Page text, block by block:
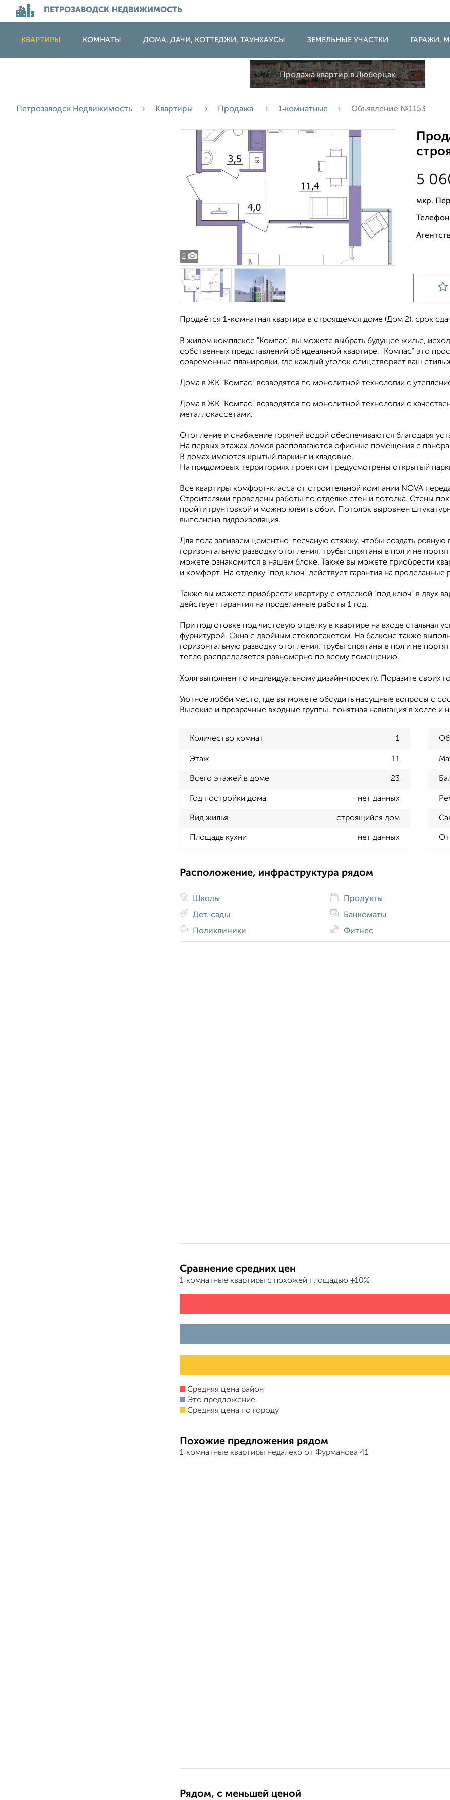
ПЕТРОЗАВОДСК НЕДВИЖИМОСТЬ
КВАРТИРЫ КОМНАТЫ ДОМА, ДАЧИ, КОТТЕДЖИ, ТАУНХАУСЫ ЗЕМЕЛЬНЫЕ УЧАСТКИ ГАРАЖИ,
Продажа квартир в Люберцах
Петрозаводск Недвижимость Квартиры Продажа 1‑комнатные Объявление №1153
2
5
мкр.
Продаётся 1-комнатная квартира в строящемся доме (Дом 2), срок
В жилом комплексе "Компас" вы можете выбрать будущее жилье,
собственных представлений об идеальной квартире. "Компас" это
современные планировки, где каждый уголок олицетворяет ваш стиль
Дома в ЖК "Компас" возводятся по монолитной технологии с
Дома в ЖК "Компас" возводятся по монолитной технологии с
металлокассетами.
Отопление и снабжение горячей водой обеспечиваются благодаря
На первых этажах домов располагаются офисные помещения с
В домах имеются крытый паркинг и кладовые.
На придомовых территориях проектом предусмотрены открытый
Все квартиры комфорт-класса от строительной компании NOVA
Строителями проведены работы по отделке стен и потолка. Стены
пройти грунтовкой и можно клеить обои. Потолок выровнен
выполнена гидроизоляция.
Для пола заливаем цементно-песчаную стяжку, чтобы создать
горизонтальную разводку отопления, трубы спрятаны в пол и не
можете ознакомится в нашем блоке. Также вы можете приобрести
и комфорт. На отделку "под ключ" действует гарантия на проделанные
Также вы можете приобрести квартиру с отделкой "под ключ" в двух
действует гарантия на проделанные работы 1 год.
При подготовке под чистовую отделку в квартире на входе стальная
фурнитурой. Окна с двойным стеклопакетом. На балконе также
горизонтальную разводку отопления, трубы спрятаны в пол и не
тепло распределяется равномерно по всему помещению.
Холл выполнен по индивидуальному дизайн-проекту. Поразите своих
Уютное лобби место, где вы можете обсудить насущные вопросы с
Высокие и прозрачные входные группы, понятная навигация в холле и
Количество комнат 1
Этаж 11
Всего этажей в доме 23
Год постройки дома нет данных
Вид жилья строящийся дом
Площадь кухни нет данных
Расположение, инфраструктура рядом
Школы
Дет. сады
Поликлиники
Продукты
Банкоматы
Фитнес
Сравнение средних цен
1‑комнатные квартиры с похожей площадью ±10%
Средняя цена район
Это предложение
Средняя цена по городу
Похожие предложения рядом
1‑комнатные квартиры недалеко от Фурманова 41
Рядом, с меньшей ценой